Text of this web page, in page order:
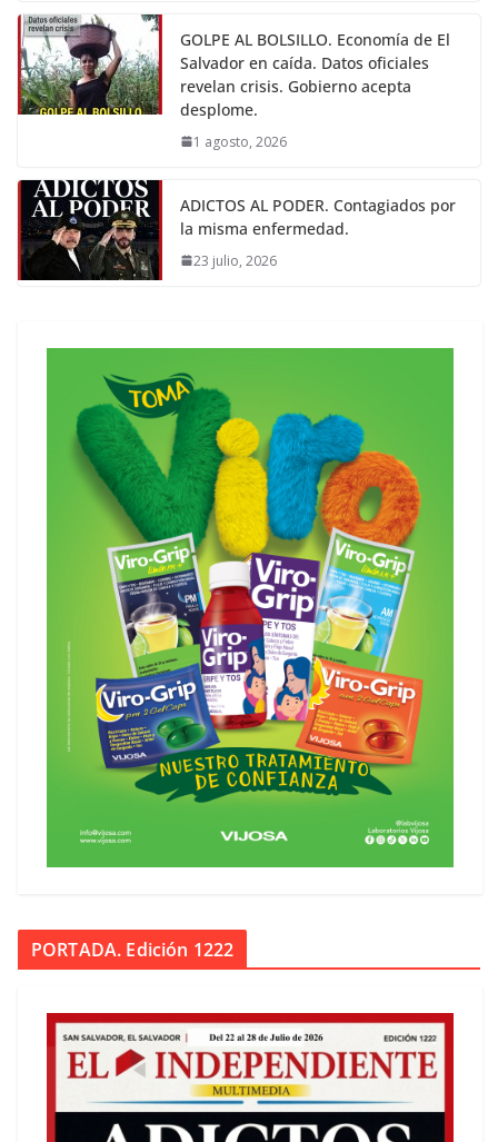
GOLPE AL BOLSILLO. Economía de El
Salvador en caída. Datos oficiales
revelan crisis. Gobierno acepta
desplome.
1 agosto, 2026
ADICTOS AL PODER. Contagiados por
la misma enfermedad.
23 julio, 2026
PORTADA. Edición 1222